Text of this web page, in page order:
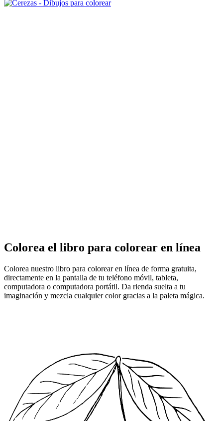
Colorea el libro para colorear en línea
Colorea nuestro libro para colorear en línea de forma gratuita,
directamente en la pantalla de tu teléfono móvil, tableta,
computadora o computadora portátil. Da rienda suelta a tu
imaginación y mezcla cualquier color gracias a la paleta mágica.